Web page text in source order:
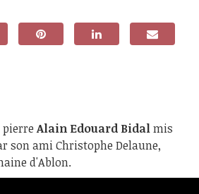
pierreAlain Edouard Bidalmis
son ami Christophe Delaune,
d'Ablon.